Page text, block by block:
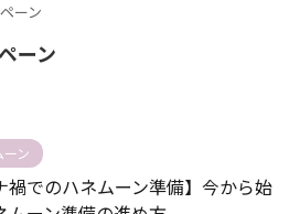
ーン
ーン
ン
禍でのハネムーン準備】今から始